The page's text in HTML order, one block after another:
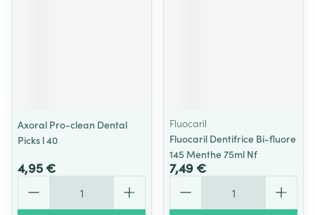
Axoral Pro-clean Dental
Picks l 40
4,95 €
Fluocaril
Fluocaril Dentifrice Bi-fluore
145 Menthe 75ml Nf
7,49 €